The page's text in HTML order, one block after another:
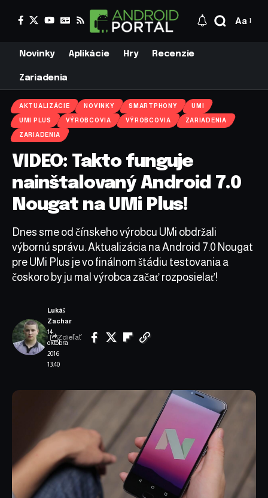
Aa
Novinky Aplikácie Hry Recenzie
Zariadenia
AKTUALIZÁCIE NOVINKY SMARTPHONY UMI
UMI PLUS VÝROBCOVIA VÝROBCOVIA ZARIADENIA
ZARIADENIA
VIDEO: Takto funguje
nainštalovaný Android 7.0
Nougat na UMi Plus!
Dnes sme od čínskeho výrobcu UMi obdržali
výbornú správu. Aktualizácia na Android 7.0 Nougat
pre UMi Plus je vo finálnom štádiu testovania a
čoskoro by ju mal výrobca začať rozposielať!
14.
októbra
2016
13:40
Lukáš
Zachar
Zdieľať